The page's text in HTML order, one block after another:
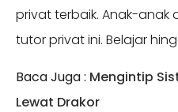
privat terbaik. Anak-anak
tutor privat ini. Belajar
Baca Juga : Mengintip
Lewat Drakor